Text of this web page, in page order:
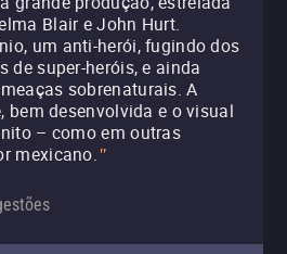
Blair e John Hurt.
um anti-herói, fugindo dos
de super-heróis, e ainda
sobrenaturais. A
bem desenvolvida e o visual
– como em outras
mexicano."